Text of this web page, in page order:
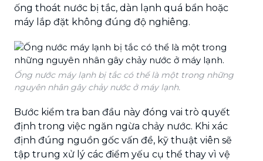
ống thoát nước bị tắc, dàn lạnh quá bẩn hoặc
máy lắp đặt không đúng độ nghiêng.
Ống nước máy lạnh bị tắc có thể là một trong những
nguyên nhân gây chảy nước ở máy lạnh.
Bước kiểm tra ban đầu này đóng vai trò quyết
định trong việc ngăn ngừa chảy nước. Khi xác
định đúng nguồn gốc vấn đề, kỹ thuật viên sẽ
tập trung xử lý các điểm yếu cụ thể thay vì vệ